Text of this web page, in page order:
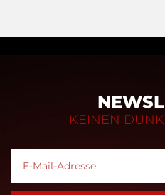
KEINEN